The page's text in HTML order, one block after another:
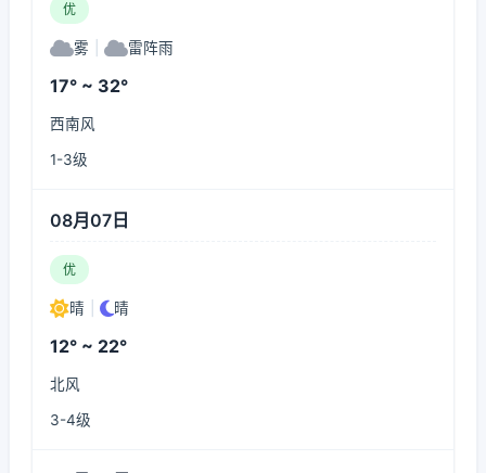
优
雾 雷阵雨
17° ~ 32°
西南风
1-3级
08月07日
优
晴 晴
12° ~ 22°
北风
3-4级